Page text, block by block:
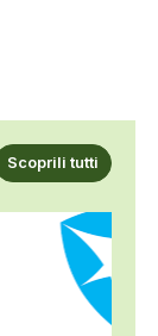
Scoprili tutti